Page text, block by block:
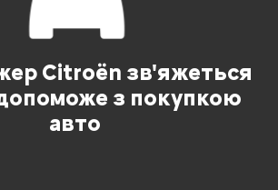
Citroën зв'яжеться
з покупкою
авто